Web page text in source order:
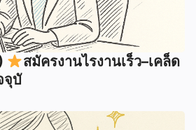
สมัครงานไรงานเร็ว–เคล็ด
จุบั